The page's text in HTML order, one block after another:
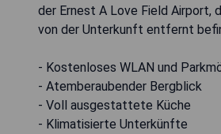
der Ernest A Love Field Airport,
von der Unterkunft entfernt
- Kostenloses WLAN und
- Atemberaubender Bergblick
- Voll ausgestattete Küche
- Klimatisierte Unterkünfte